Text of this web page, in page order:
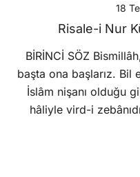
18
Risale-i Nur
BİRİNCİ SÖZ
başta ona başlarız. Bil
İslâm nişanı olduğu
hâliyle vird-i